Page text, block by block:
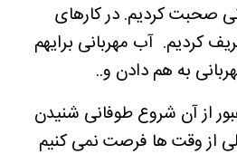
صحبت کردیم. در کارهای
کردیم. آب مهربانی برایهم
به هم دادن و..
از آن شروع طوفانی شنیدن
از وقت ها فرصت نمی کنیم